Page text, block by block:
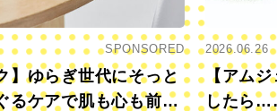
SPONSORED
】ゆらぎ世代にそっと
るケアで肌も心も前向
2026.06.26
【アムジ
したら